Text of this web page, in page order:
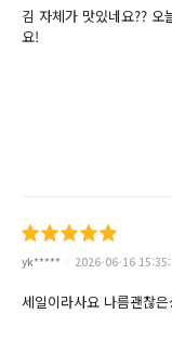
김 자체가 맛있네요??
요!
yk***** 2026-06-16
세일이라사요 나름괜찮